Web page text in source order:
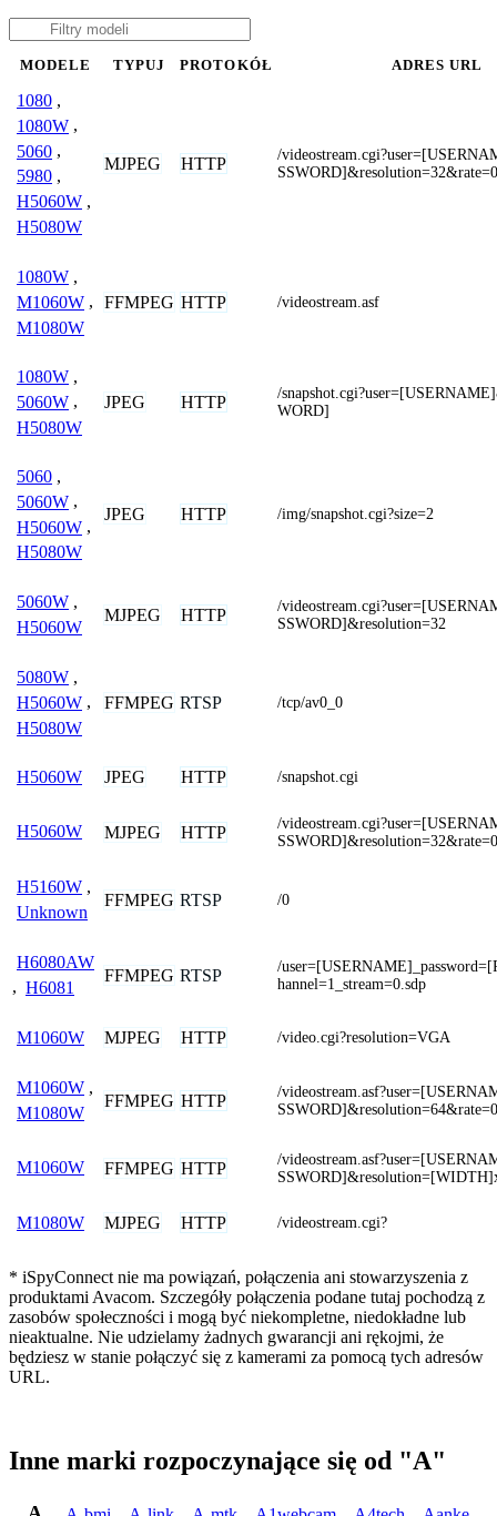
MODELE TYPUJ PROTOKÓŁ ADRES URL
1080 ,
1080W ,
5060 ,
5980 ,
H5060W ,
H5080W
MJPEG HTTP
/
SSWORD]&resolution=32&rate=0
1080W ,
M1060W ,
M1080W
FFMPEG HTTP /videostream.asf
1080W ,
5060W ,
H5080W
JPEG HTTP
/
WORD]
5060 ,
5060W ,
H5060W ,
H5080W
JPEG HTTP /img/snapshot.cgi?size=2
5060W ,
H5060W
MJPEG HTTP
/
SSWORD]&resolution=32
5080W ,
H5060W ,
H5080W
FFMPEG RTSP /tcp/av0_0
H5060W JPEG HTTP /snapshot.cgi
H5060W MJPEG HTTP
/
SSWORD]&resolution=32&rate=0
H5160W ,
Unknown
FFMPEG RTSP /0
H6080AW
, H6081
FFMPEG RTSP
/
hannel=1_stream=0.sdp
M1060W MJPEG HTTP /video.cgi?resolution=VGA
M1060W ,
M1080W
FFMPEG HTTP
/
SSWORD]&resolution=64&rate=0
M1060W FFMPEG HTTP
/
M1080W MJPEG HTTP /videostream.cgi?
* iSpyConnect nie ma powiązań, połączenia ani stowarzyszenia z
produktami Avacom. Szczegóły połączenia podane tutaj pochodzą z
zasobów społeczności i mogą być niekompletne, niedokładne lub
nieaktualne. Nie udzielamy żadnych gwarancji ani rękojmi, że
będziesz w stanie połączyć się z kamerami za pomocą tych adresów
URL.
Inne marki rozpoczynające się od "A"